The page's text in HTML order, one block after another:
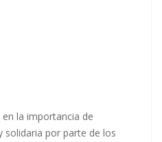
la importancia de
solidaria por parte de los